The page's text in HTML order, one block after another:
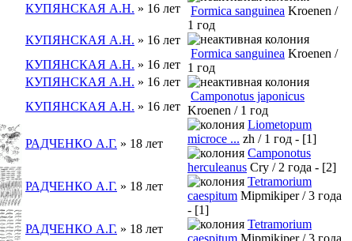
КУПЯНСКАЯ А.Н. » 16 лет
КУПЯНСКАЯ А.Н. » 16 лет
КУПЯНСКАЯ А.Н. » 16 лет
КУПЯНСКАЯ А.Н. » 16 лет
КУПЯНСКАЯ А.Н. » 16 лет
РАДЧЕНКО А.Г. » 18 лет
РАДЧЕНКО А.Г. » 18 лет
РАДЧЕНКО А.Г. » 18 лет
Formica sanguinea Kroenen /
1 год
Formica sanguinea Kroenen /
1 год
Camponotus japonicus
Kroenen / 1 год
Liometopum
microce ... zh / 1 год - [1]
Camponotus
herculeanus Cry / 2 года - [2]
Tetramorium
caespitum Mipmikiper / 3 года
- [1]
Tetramorium
caespitum Mipmikiper / 3 года